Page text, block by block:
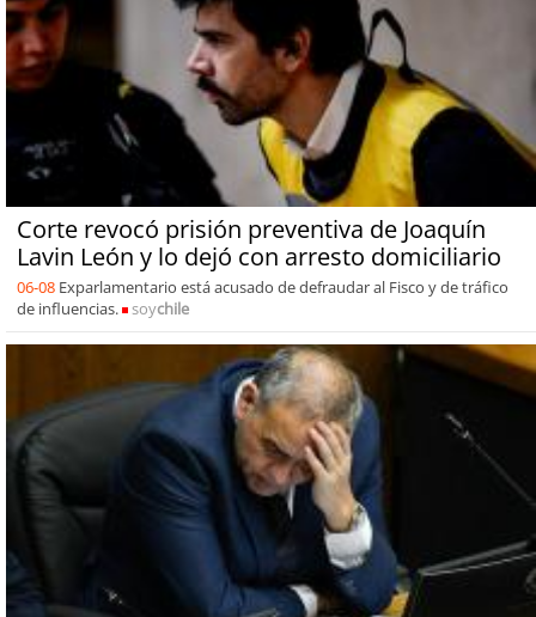
Corte revocó prisión preventiva de Joaquín
Lavin León y lo dejó con arresto domiciliario
06-08 Exparlamentario está acusado de defraudar al Fisco y de tráfico
de influencias.
soychile